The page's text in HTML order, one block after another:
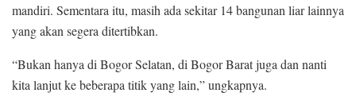
mandiri. Sementara itu, masih ada sekitar 14 bangunan liar lainnya
yang akan segera ditertibkan.
“Bukan hanya di Bogor Selatan, di Bogor Barat juga dan nanti
kita lanjut ke beberapa titik yang lain,” ungkapnya.